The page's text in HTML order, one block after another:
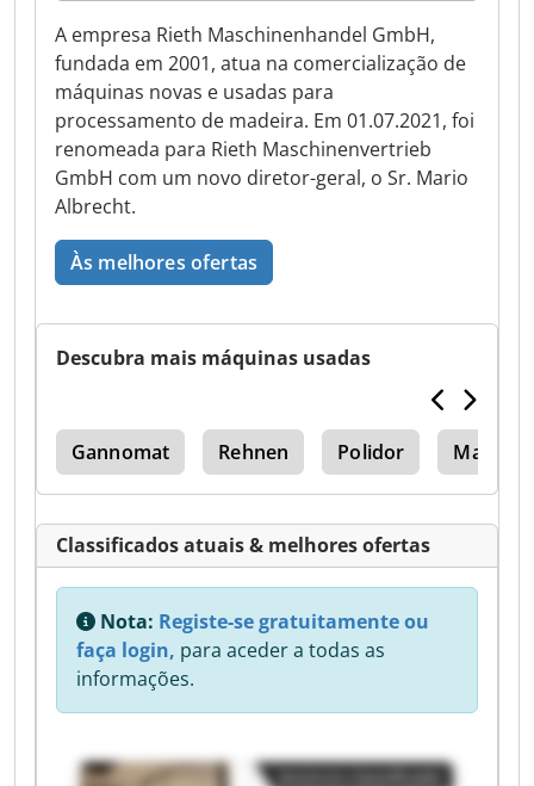
A empresa Rieth Maschinenhandel GmbH,
fundada em 2001, atua na comercialização de
máquinas novas e usadas para
processamento de madeira. Em 01.07.2021, foi
renomeada para Rieth Maschinenvertrieb
GmbH com um novo diretor-geral, o Sr. Mario
Albrecht.
Às melhores ofertas
Descubra mais máquinas usadas
Gannomat Rehnen Polidor
Classificados atuais & melhores ofertas
Nota: Registe-se gratuitamente ou
faça login, para aceder a todas as
informações.